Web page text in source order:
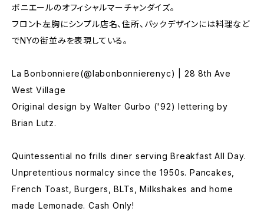
ボニエールのオフィシャルマーチャンダイズ。
フロント左胸にシンプル店名、住所、バックデザインには料理など
でNYの街並みを表現している。
La Bonbonniere(@labonbonnierenyc) | 28 8th Ave
West Village
Original design by Walter Gurbo ('92) lettering by
Brian Lutz.
Quintessential no frills diner serving Breakfast All Day.
Unpretentious normalcy since the 1950s. Pancakes,
French Toast, Burgers, BLTs, Milkshakes and home
made Lemonade. Cash Only!